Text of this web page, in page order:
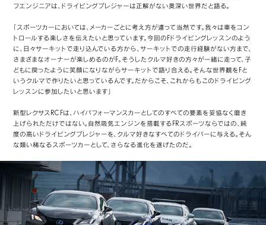
フエンジニアは、ドライビングプレジャーは正解がない奥深い世界だと語る。
「スポーツカーにおいては、メーカーごとに考え方が違って当然です。我々は車をコン
トロールする楽しさを伝えたいと思っています。今回のFドライビングレッスンのよう
に、日々サーキットで走り込んでいる方から、サーキットでの走行経験がない方まで、
さまざまなオーナーが楽しめるのがF。そうしたクルマ好きの方々が一緒に走って、子
どもに戻ったように笑顔になりながらサーキットで語り合える。そんな世界観をFと
いうクルマで作りたいと思っているんです。だからこそ、これからもこのドライビング
レッスンに参加したいと思います」
新型レクサスRC Fは、ハイパフォーマンスカーとしてのすべての要素を妥協なく磨き
上げられただけではない。自然吸気エンジンを搭載するFRスポーツならではの、純
度の高いドライビングプレジャーを、クルマ好きなすべてのドライバーに与える。そん
な類い稀なるスポーツカーとして、さらなる進化を遂げたのだ。